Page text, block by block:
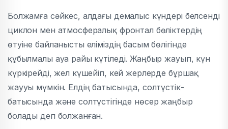
Болжамға сәйкес, алдағы демалыс күндері белсенді
циклон мен атмосфералық фронтал бөліктердің
өтуіне байланысты еліміздің басым бөлігінде
құбылмалы ауа райы күтіледі.Жаңбыр жауып, күн
күркірейді, жел күшейіп, кей жерлерде бұршақ
жаууы мүмкін. Елдің батысында, солтүстік-
батысында және солтүстігінде нөсер жаңбыр
болады деп болжанған.